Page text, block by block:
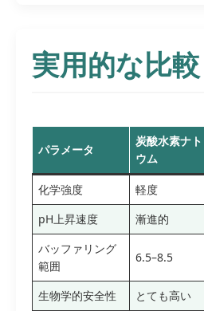
実用的な比較
パラメータ
炭酸水素ナト
ウム
化学強度 軽度
pH上昇速度
漸進的
バッファリング
範囲
6.5–8.5
生物学的安全性 とても高い